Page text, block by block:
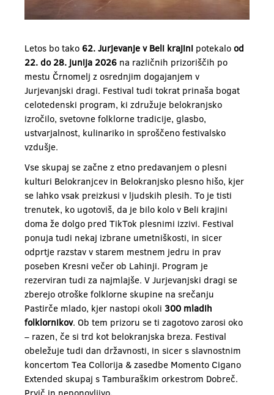
Letos bo tako 62. Jurjevanje v Beli krajini potekalood
22. do 28. junija 2026 na različnih prizoriščih po
mestu Črnomelj z osrednjim dogajanjem v
Jurjevanjski dragi. Festival tudi tokrat prinaša bogat
celotedenski program, ki združuje belokranjsko
izročilo, svetovne folklorne tradicije, glasbo,
ustvarjalnost, kulinariko in sproščeno festivalsko
vzdušje.
Vse skupaj se začne z etno predavanjem o plesni
kulturi Belokranjcev in Belokranjsko plesno hišo, kjer
se lahko vsak preizkusi v ljudskih plesih. To je tisti
trenutek, ko ugotoviš, da je bilo kolo v Beli krajini
doma že dolgo pred TikTok plesnimi izzivi. Festival
ponuja tudi nekaj izbrane umetniškosti, in sicer
odprtje razstav v starem mestnem jedru in prav
poseben Kresni večer ob Lahinji. Program je
rezerviran tudi za najmlajše. V Jurjevanjski dragi se
zberejo otroške folklorne skupine na srečanju
Pastirče mlado, kjer nastopi okoli300 mladih
folklornikov. Ob tem prizoru se ti zagotovo zarosi oko
– razen, če si trd kot belokranjska breza. Festival
obeležuje tudi dan državnosti, in sicer s slavnostnim
koncertom Tea Collorija & zasedbe Momento Cigano
Extended skupaj s Tamburaškim orkestrom Dobreč.
Prvič in neponovljivo.